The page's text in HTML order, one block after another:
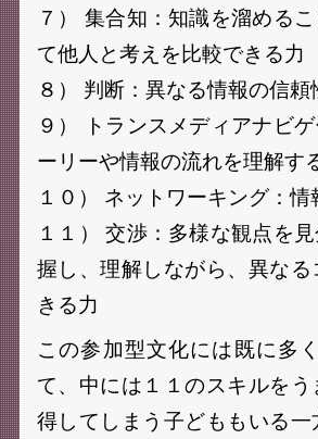
７） 集合知：知識を溜める
て他人と考えを比較できる力
８） 判断：異なる情報の信
９） トランスメディアナビ
ーリーや情報の流れを理解す
１０） ネットワーキング：
１１） 交渉：多様な観点を
握し、理解しながら、異な
きる力
この参加型文化には既に多
て、中には１１のスキルを
得してしまう子どももいる